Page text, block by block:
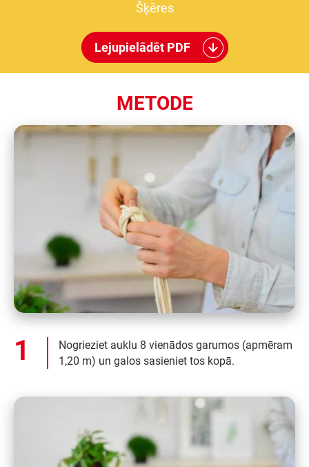
Šķēres
Lejupielādēt PDF
METODE
Nogrieziet auklu 8 vienādos garumos (apmēram
1,20 m) un galos sasieniet tos kopā.